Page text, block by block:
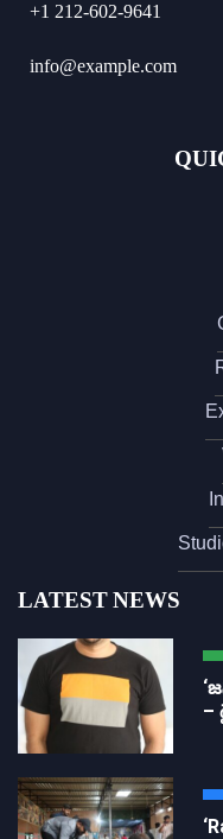
+1 212-602-9641
info@example.com
LATEST NEWS
–